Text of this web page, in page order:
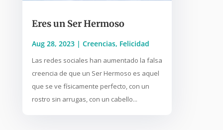
Eres un Ser Hermoso
Aug 28, 2023| Creencias, Felicidad
Las redes sociales han aumentado la falsa
creencia de que un Ser Hermoso es aquel
que se ve físicamente perfecto, con un
rostro sin arrugas, con un cabello...